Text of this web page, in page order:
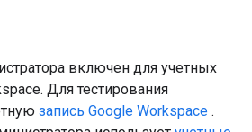
включен для учетных
Для тестирования
запись Google Workspace .